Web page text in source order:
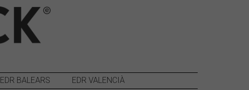
EDR BALEARS EDR VALENCIÀ